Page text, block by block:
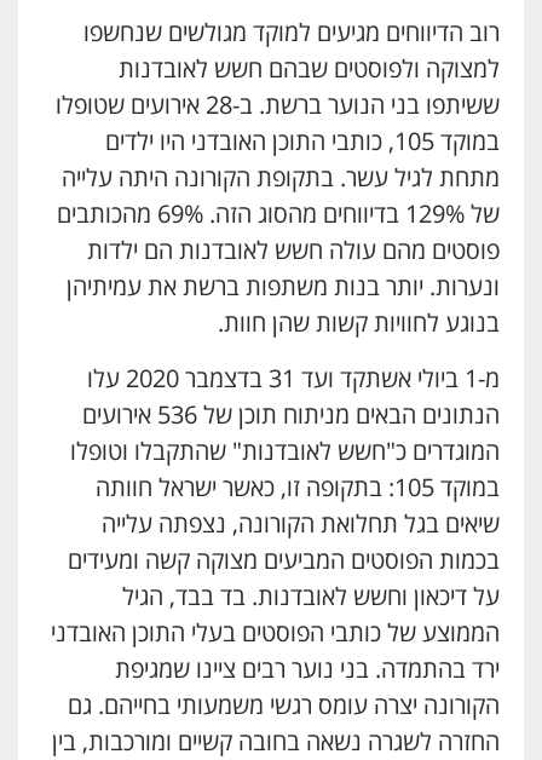
רוב הדיווחים מגיעים למוקד מגולשים שנחשפו
למצוקה ולפוסטים שבהם חשש לאובדנות
ששיתפו בני הנוער ברשת. ב-28 אירועים שטופלו
במוקד 105, כותבי התוכן האובדני היו ילדים
מתחת לגיל עשר. בתקופת הקורונה היתה עלייה
של 129% בדיווחים מהסוג הזה. 69% מהכותבים
פוסטים מהם עולה חשש לאובדנות הם ילדות
ונערות. יותר בנות משתפות ברשת את עמיתיהן
בנוגע לחוויות קשות שהן חוות.
מ-1 ביולי אשתקד ועד 31 בדצמבר 2020 עלו
הנתונים הבאים מניתוח תוכן של 536 אירועים
המוגדרים כ"חשש לאובדנות" שהתקבלו וטופלו
במוקד 105: בתקופה זו, כאשר ישראל חוותה
שיאים בגל תחלואת הקורונה, נצפתה עלייה
בכמות הפוסטים המביעים מצוקה קשה ומעידים
על דיכאון וחשש לאובדנות. בד בבד, הגיל
הממוצע של כותבי הפוסטים בעלי התוכן האובדני
ירד בהתמדה. בני נוער רבים ציינו שמגיפת
הקורונה יצרה עומס רגשי משמעותי בחייהם. גם
החזרה לשגרה נשאה בחובה קשיים ומורכבות, בין